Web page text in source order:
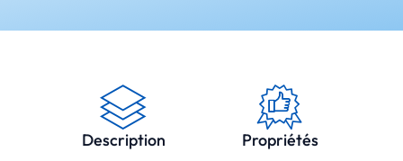
Description
Propriétés